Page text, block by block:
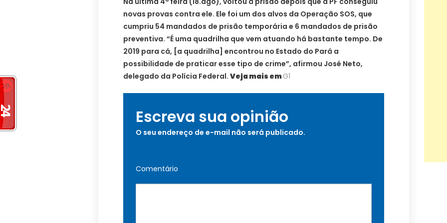
novas provas contra ele. Ele foi um dos alvos da Operação SOS, que
cumpriu 54 mandados de prisão temporária e 6 mandados de prisão
preventiva. “É uma quadrilha que vem atuando há bastante tempo. De
2019 para cá, [a quadrilha] encontrou no Estado do Pará a
possibilidade de praticar esse tipo de crime”, afirmou José Neto,
delegado da Polícia Federal. Veja mais emG1
Escreva sua opinião
O seu endereço de e-mail não será publicado.
Comentário